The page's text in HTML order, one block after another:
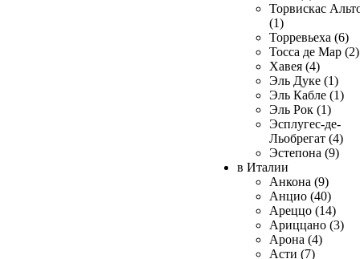
Торвискас
(1)
Торревьеха (6)
Тосса де Мар (2)
Хавея (4)
Эль Дуке (1)
Эль Кабле (1)
Эль Рок (1)
Эсплугес-де-
Льобрегат (4)
Эстепона (9)
в Италии
Анкона (9)
Анцио (40)
Ареццо (14)
Ариццано (3)
Арона (4)
Асти (7)